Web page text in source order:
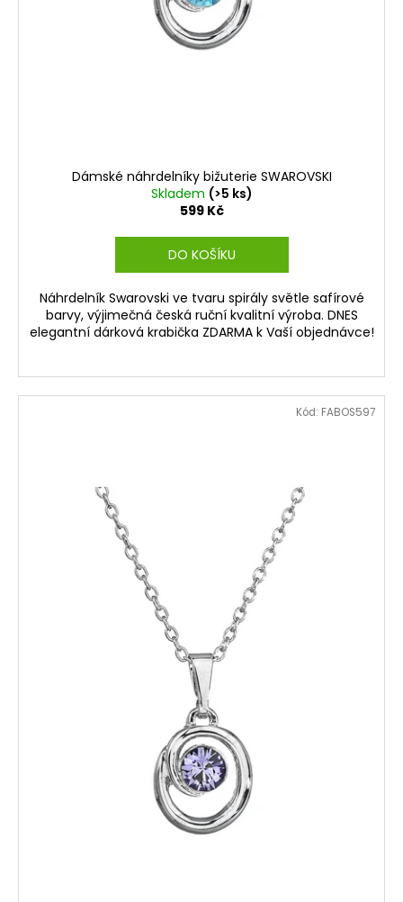
Dámské náhrdelníky bižuterie SWAROVSKI
Skladem (>5 ks)
599 Kč
DO KOŠÍKU
Náhrdelník Swarovski ve tvaru spirály světle safírové
barvy, výjimečná česká ruční kvalitní výroba. DNES
elegantní dárková krabička ZDARMA k Vaší objednávce!
Kód: FABOS597